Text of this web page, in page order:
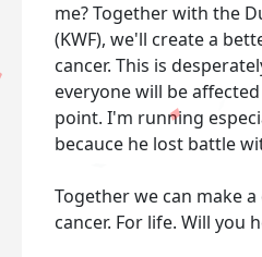
me? Together with the
(KWF), we'll create a
cancer. This is
everyone will be
point. I'm running
becauce he lost battle
Together we can make
cancer. For life. Will you